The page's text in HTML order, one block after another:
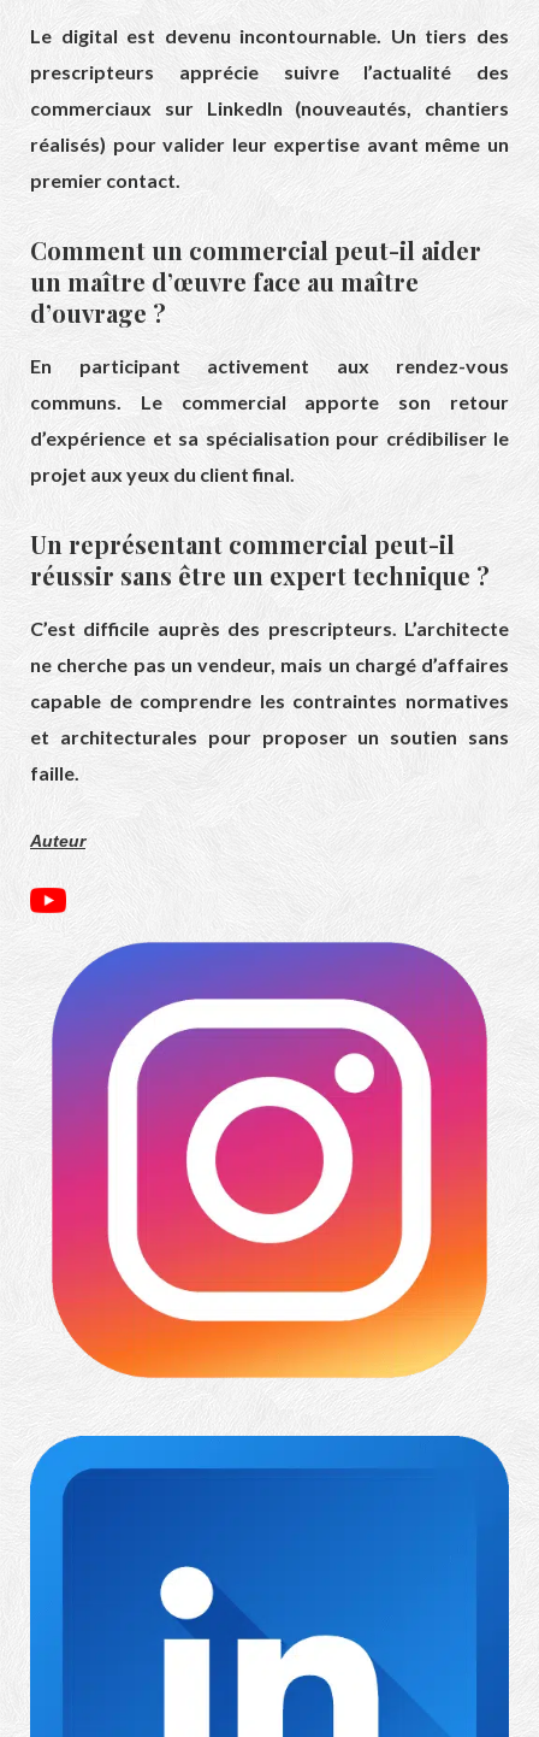
Le digital est devenu incontournable. Un tiers des
prescripteurs apprécie suivre l’actualité des
commerciaux sur LinkedIn (nouveautés, chantiers
réalisés) pour valider leur expertise avant même un
premier contact.
Comment un commercial peut-il aider
un maître d’œuvre face au maître
d’ouvrage ?
En participant activement aux rendez-vous
communs. Le commercial apporte son retour
d’expérience et sa spécialisation pour crédibiliser le
projet aux yeux du client final.
Un représentant commercial peut-il
réussir sans être un expert technique ?
C’est difficile auprès des prescripteurs. L’architecte
ne cherche pas un vendeur, mais un chargé d’affaires
capable de comprendre les contraintes normatives
et architecturales pour proposer un soutien sans
faille.
Auteur